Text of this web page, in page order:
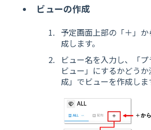
ビューの作成
予定画面上部の「＋」
成します。
ビュー名を入力し、「
ビュー」にするかどう
成」でビューを作成しま